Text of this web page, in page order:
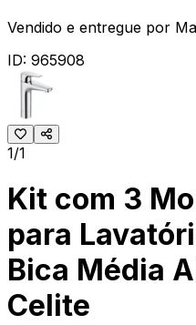
Vendido e entregue por
ID: 965908
1/1
Kit com 3
para
Bica Média
Celite